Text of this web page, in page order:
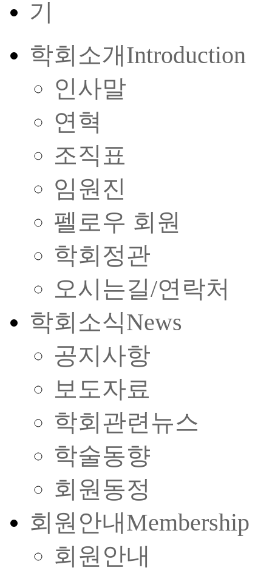
학회소개Introduction
인사말
연혁
조직표
임원진
펠로우 회원
학회정관
오시는길/연락처
학회소식News
공지사항
보도자료
학회관련뉴스
학술동향
회원동정
회원안내Membership
회원안내